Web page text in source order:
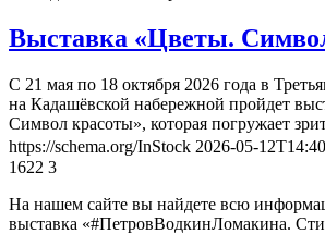
Выставка «Цветы.
С 21 мая по 18 октября 2026 года в
на Кадашёвской набережной пройдет
Символ красоты», которая погружает
https://schema.org/InStock 2026-05-
1622 3
На нашем сайте вы найдете всю
выставка «#ПетровВодкинЛомакина.